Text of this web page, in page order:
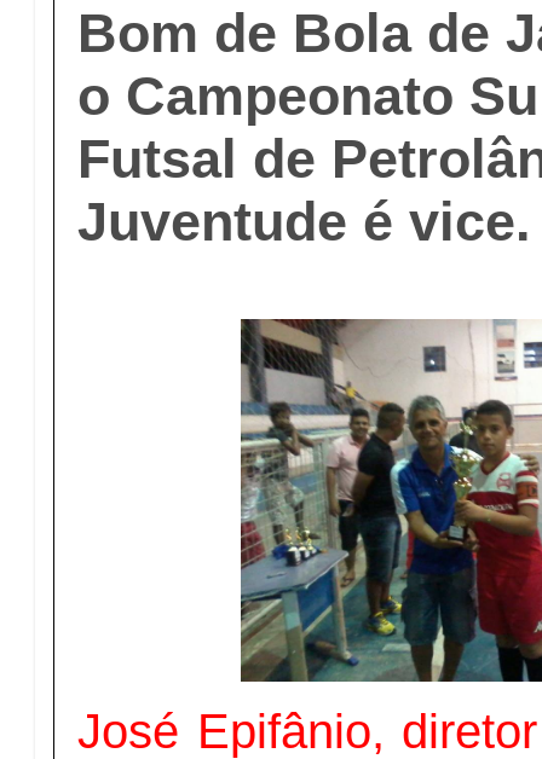
Bom de Bola de
o Campeonato
Futsal de
Juventude é vice.
José Epifânio,